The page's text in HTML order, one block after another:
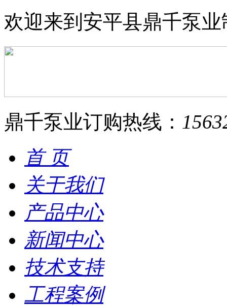
欢迎来到安平县鼎千泵
鼎千泵业订购热线：
首 页
关于我们
产品中心
新闻中心
技术支持
工程案例